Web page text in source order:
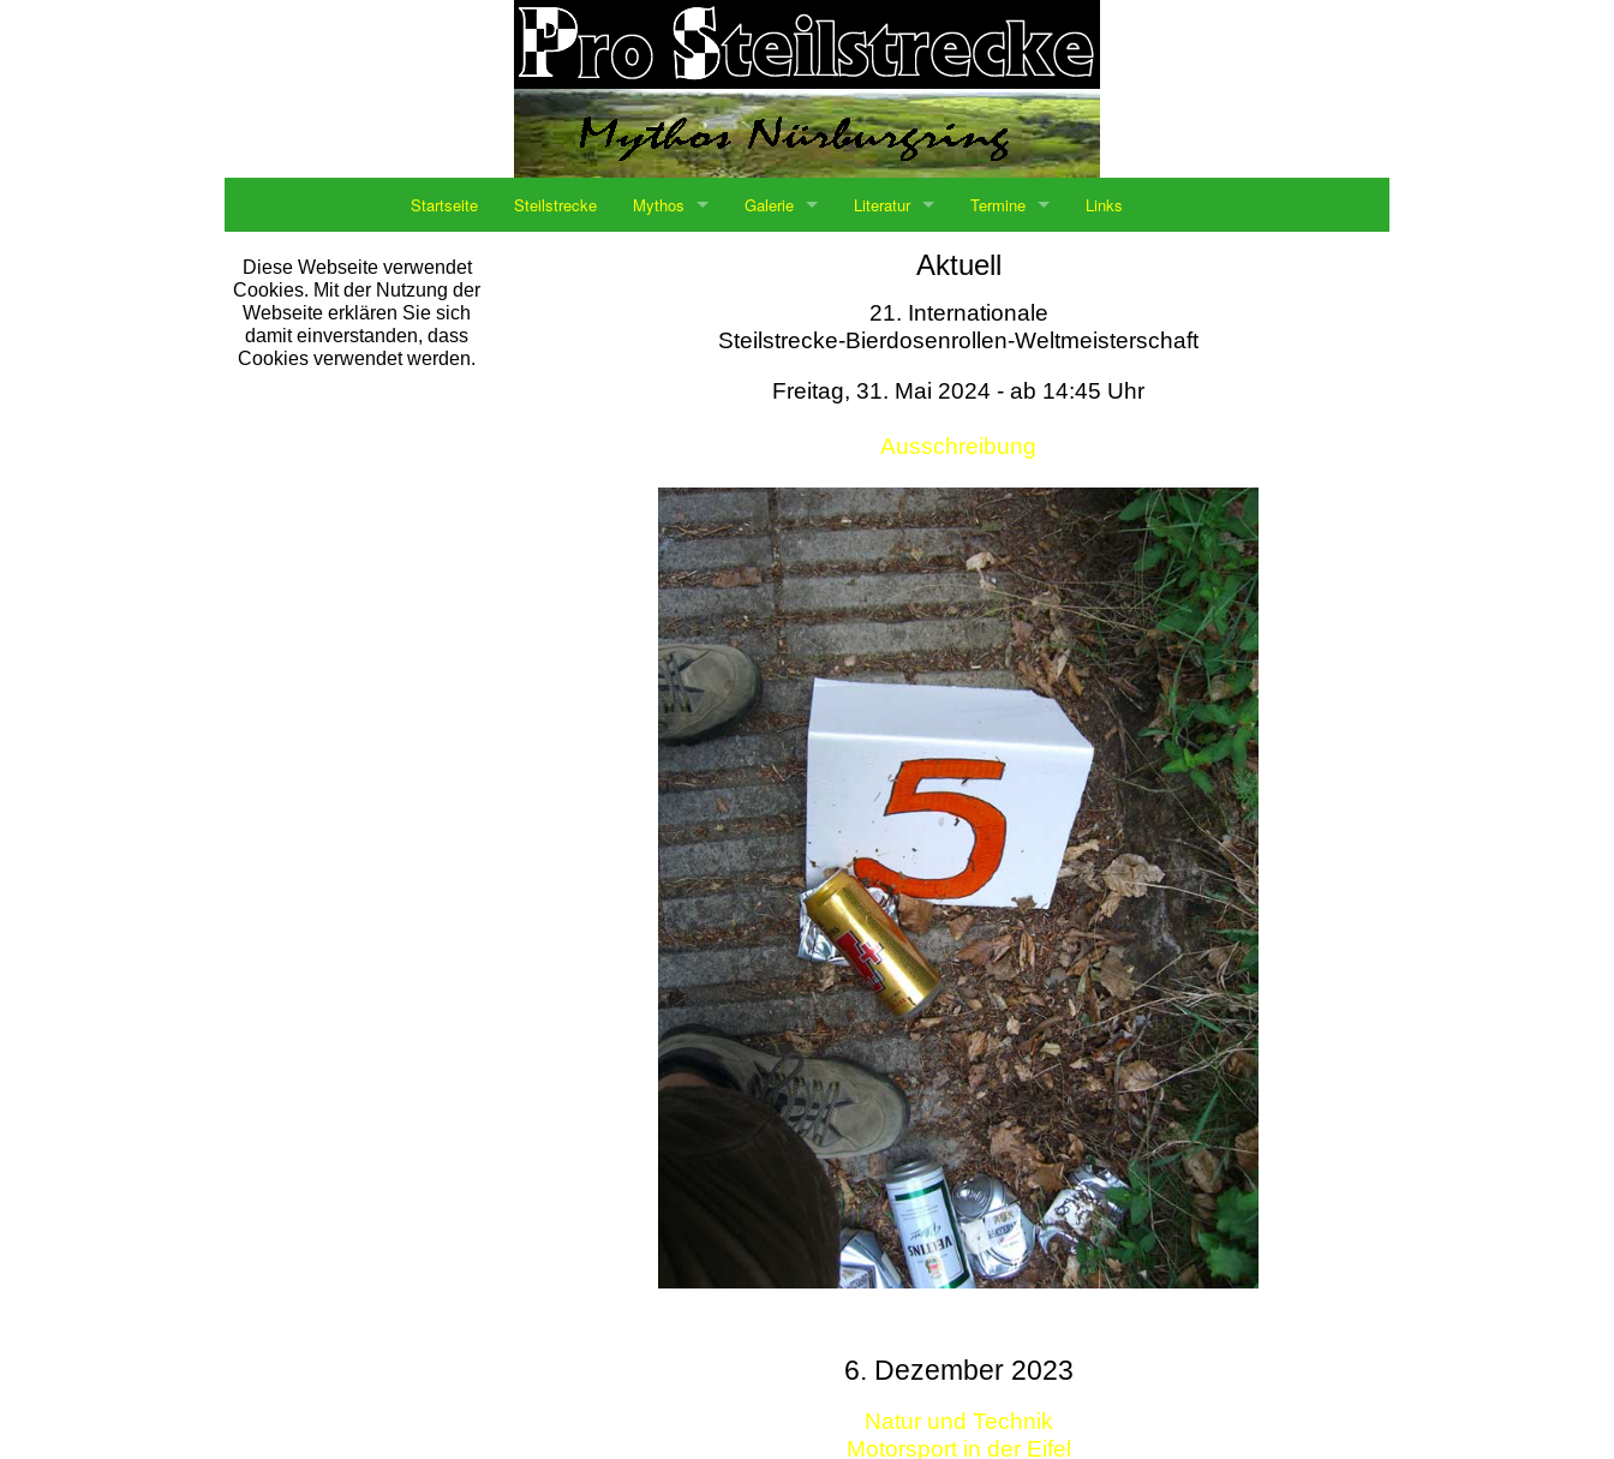
Startseite Steilstrecke Mythos Galerie Literatur Termine Links
Diese Webseite verwendet
Cookies. Mit der Nutzung der
Webseite erklären Sie sich
damit einverstanden, dass
Cookies verwendet werden.
Aktuell
21. Internationale
Steilstrecke-Bierdosenrollen-Weltmeisterschaft
Freitag, 31. Mai 2024 - ab 14:45 Uhr
Ausschreibung
6. Dezember 2023
Natur und Technik
Motorsport in der Eifel